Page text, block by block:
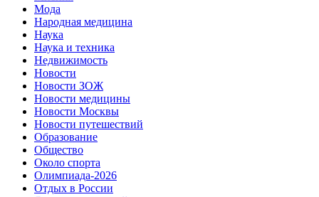
Мода
Народная медицина
Наука
Наука и техника
Недвижимость
Новости
Новости ЗОЖ
Новости медицины
Новости Москвы
Новости путешествий
Образование
Общество
Около спорта
Олимпиада-2026
Отдых в России